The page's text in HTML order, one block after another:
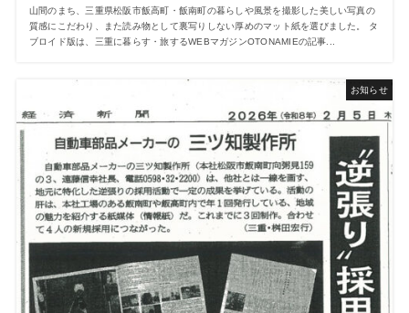
山間のまち、三重県松阪市飯高町・飯南町の暮らしや風景を撮影した美しい写真の
質感にこだわり、また読み物として裏写りしない厚めのマット紙を選びました。 タ
ブロイド版は、三重に暮らす・旅するWEBマガジンOTONAMIEの記事...
お知らせ